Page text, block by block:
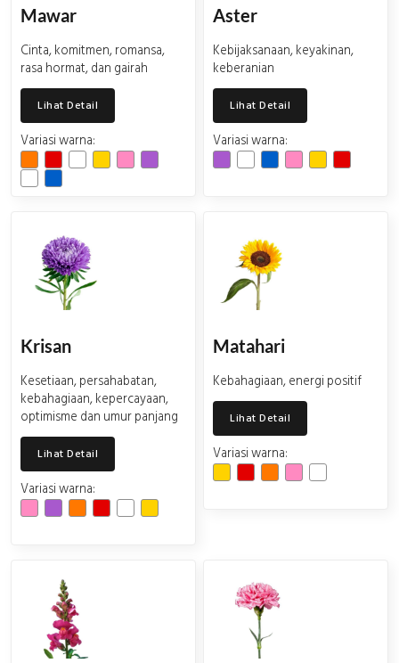
Mawar
Cinta, komitmen, romansa,
rasa hormat, dan gairah
Lihat Detail
Variasi warna:
Aster
Kebijaksanaan, keyakinan,
keberanian
Lihat Detail
Variasi warna:
Krisan
Kesetiaan, persahabatan,
kebahagiaan, kepercayaan,
optimisme dan umur panjang
Lihat Detail
Variasi warna:
Matahari
Kebahagiaan, energi positif
Lihat Detail
Variasi warna: